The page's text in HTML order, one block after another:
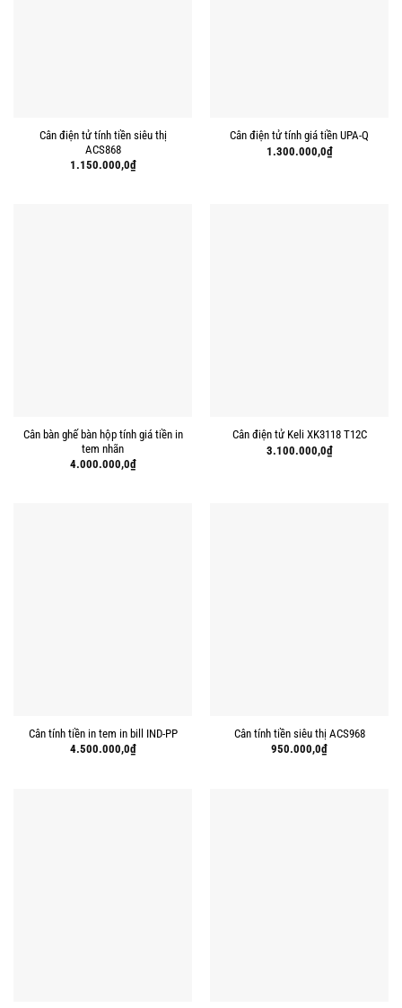
Cân điện tử tính tiền siêu thị
ACS868
1.150.000,0₫
Cân điện tử tính giá tiền UPA-Q
1.300.000,0₫
Cân bàn ghế bàn hộp tính giá tiền in
tem nhãn
4.000.000,0₫
Cân điện tử Keli XK3118 T12C
3.100.000,0₫
Cân tính tiền in tem in bill IND-PP
4.500.000,0₫
Cân tính tiền siêu thị ACS968
950.000,0₫